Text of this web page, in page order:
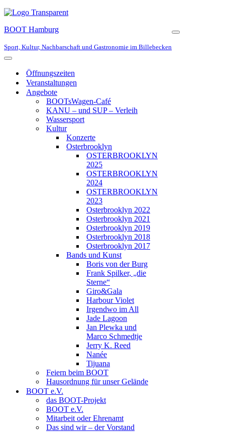
BOOT Hamburg
Sport, Kultur, Nachbarschaft und Gastronomie im Billebecken
Navigationsmenü
Navigationsmenü
Öffnungszeiten
Veranstaltungen
Angebote
BOOTsWagen-Café
KANU – und SUP – Verleih
Wassersport
Kultur
Konzerte
Osterbrooklyn
OSTERBROOKLYN
2025
OSTERBROOKLYN
2024
OSTERBROOKLYN
2023
Osterbrooklyn 2022
Osterbrooklyn 2021
Osterbrooklyn 2019
Osterbrooklyn 2018
Osterbrooklyn 2017
Bands und Kunst
Boris von der Burg
Frank Spilker, „die
Sterne“
Giro&Gala
Harbour Violet
Irgendwo im All
Jade Lagoon
Jan Plewka und
Marco Schmedtje
Jerry K. Reed
Nanée
Tijuana
Feiern beim BOOT
Hausordnung für unser Gelände
BOOT e.V.
das BOOT-Projekt
BOOT e.V.
Mitarbeit oder Ehrenamt
Das sind wir – der Vorstand